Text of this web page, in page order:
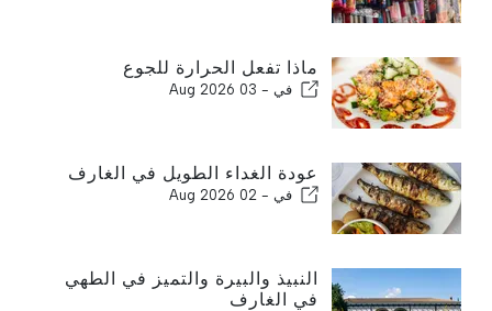
ماذا تفعل الحرارة للجوع
في - 03 Aug 2026
عودة الغداء الطويل في الغارف
في - 02 Aug 2026
النبيذ والبيرة والتميز في الطهي
في الغارف